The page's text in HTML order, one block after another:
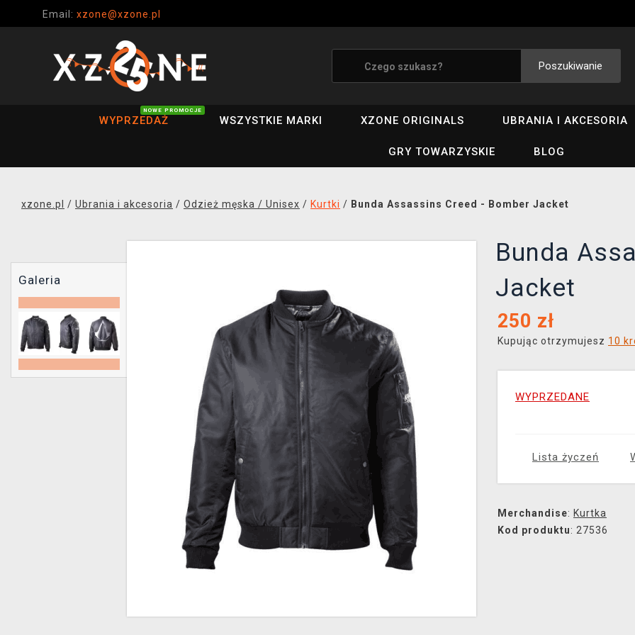
Email: xzone@xzone.pl
Poszukiwanie
WYPRZEDAŻ
NOWE PROMOCJE
WSZYSTKIE MARKI XZONE ORIGINALS UBRANIA I AKCESORIA
GRY TOWARZYSKIE BLOG
xzone.pl / Ubrania i akcesoria / Odzież męska / Unisex / Kurtki / Bunda Assassins Creed - Bomber Jacket
Galeria
Bunda
Jacket
250 zł
Kupując otrzymujesz 10
WYPRZEDANE
Lista życzeń
Merchandise: Kurtka
Kod produktu: 27536